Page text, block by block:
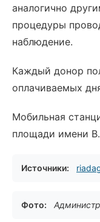
аналогично
процедуры
наблюдение.
Каждый донор
оплачиваемых
Мобильная
площади имени
Источники:
Фото: